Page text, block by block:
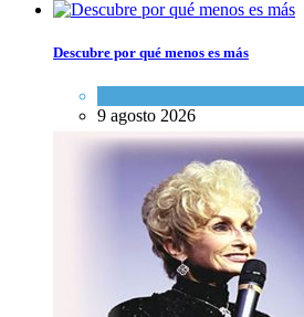
Descubre por qué menos es más
9 agosto 2026